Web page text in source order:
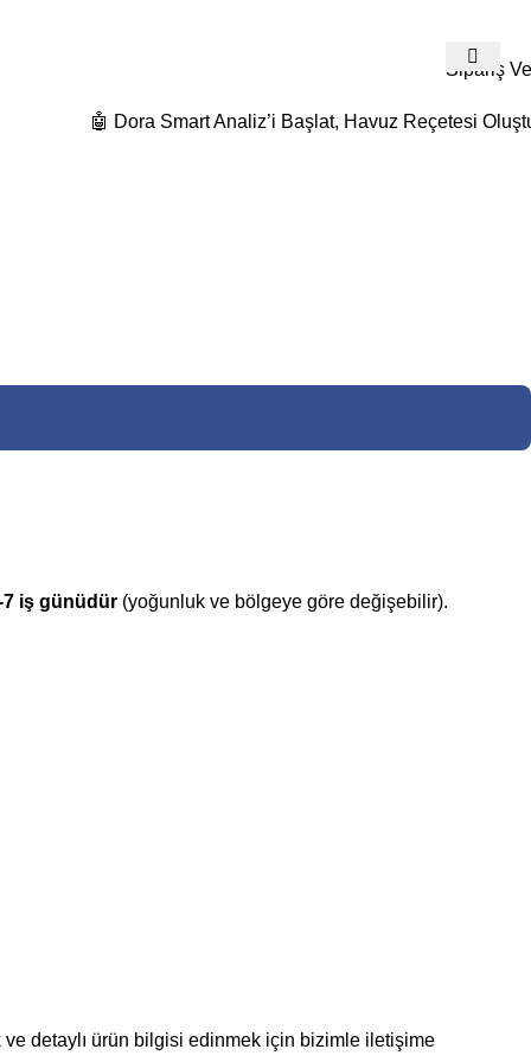
Sipariş
🤖 Dora Smart Analiz’i Başlat, Havuz Reçetesi
7 iş günüdür (yoğunluk ve bölgeye göre değişebilir).
detaylı ürün bilgisi edinmek için bizimle iletişime